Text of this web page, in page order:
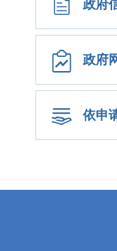
政府
政府
依申